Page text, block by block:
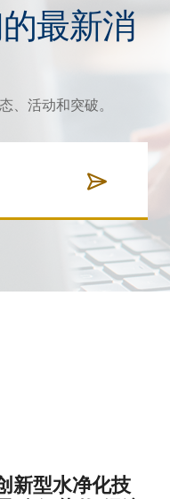
最新消
、活动和突破。
新型水净化技